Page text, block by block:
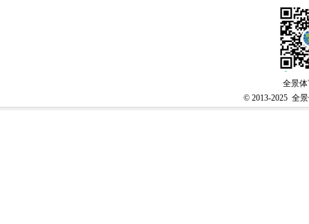
全景
© 2013-2025 全